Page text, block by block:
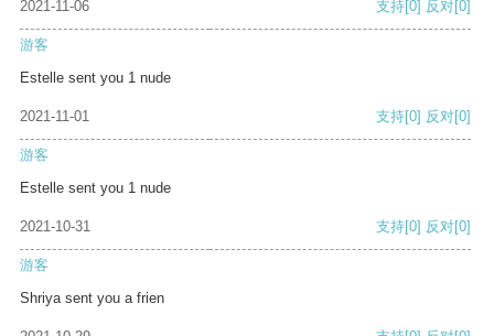
2021-11-06 支持[0] 反对[0]
游客
Estelle sent you 1 nude
2021-11-01 支持[0] 反对[0]
游客
Estelle sent you 1 nude
2021-10-31 支持[0] 反对[0]
游客
Shriya sent you a frien